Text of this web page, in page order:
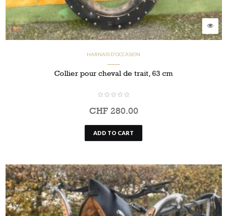
HARNAIS D'OCCASION
Collier pour cheval de trait, 63 cm
CHF280.00
ADD TO CART